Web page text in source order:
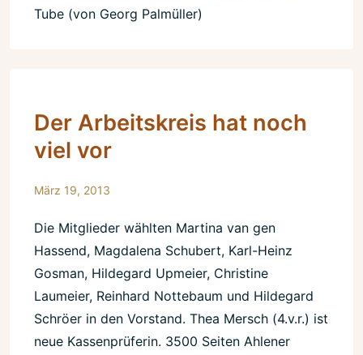
Tube (von Georg Palmüller)
Der Arbeitskreis hat noch
viel vor
März 19, 2013
Die Mitglieder wählten Martina van gen
Hassend, Magdalena Schubert, Karl-Heinz
Gosman, Hildegard Upmeier, Christine
Laumeier, Reinhard Nottebaum und Hildegard
Schröer in den Vorstand. Thea Mersch (4.v.r.) ist
neue Kassenprüferin. 3500 Seiten Ahlener